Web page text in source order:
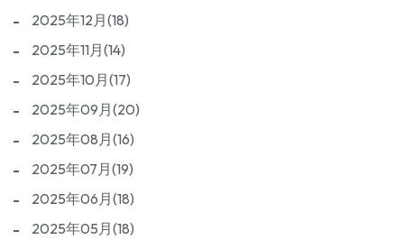
2025年12月(18)
2025年11月(14)
2025年10月(17)
2025年09月(20)
2025年08月(16)
2025年07月(19)
2025年06月(18)
2025年05月(18)